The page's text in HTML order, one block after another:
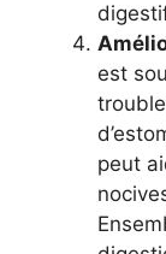
est
peut